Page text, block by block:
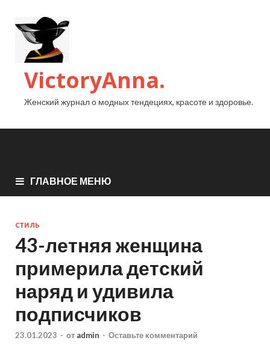
VictoryAnna.
Женский журнал о модных тендециях, красоте и здоровье.
ГЛАВНОЕ МЕНЮ
СТИЛЬ
43-летняя женщина
примерила детский
наряд и удивила
подписчиков
23.01.2023 - от admin - Оставьте комментарий